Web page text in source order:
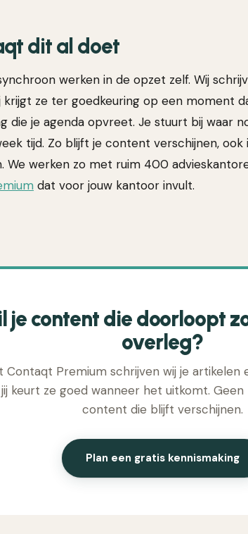
dit al doet
werken in de opzet zelf. Wij
krijgt ze ter goedkeuring op een moment
die je agenda opvreet. Je stuurt bij waar
tijd. Zo blijft je content verschijnen, ook
We werken zo met ruim 400
dat voor jouw kantoor invult.
je content die doorloopt
overleg?
Contaqt Premium schrijven wij je artikelen
jij keurt ze goed wanneer het uitkomt. Geen
content die blijft verschijnen.
Plan een gratis kennismaking